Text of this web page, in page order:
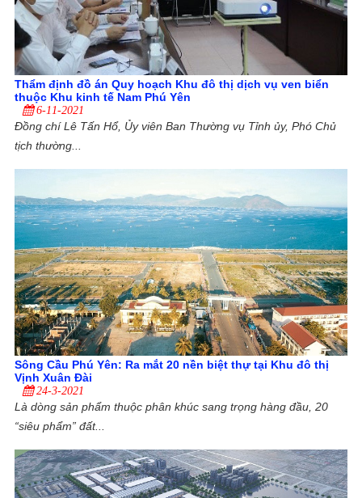
Thẩm định đồ án Quy hoạch Khu đô thị dịch vụ ven biển
thuộc Khu kinh tế Nam Phú Yên
6-11-2021
Đồng chí Lê Tấn Hổ, Ủy viên Ban Thường vụ Tỉnh ủy, Phó Chủ
tịch thường...
Sông Cầu Phú Yên: Ra mắt 20 nền biệt thự tại Khu đô thị
Vịnh Xuân Đài
24-3-2021
Là dòng sản phẩm thuộc phân khúc sang trọng hàng đầu, 20
“siêu phẩm” đất...